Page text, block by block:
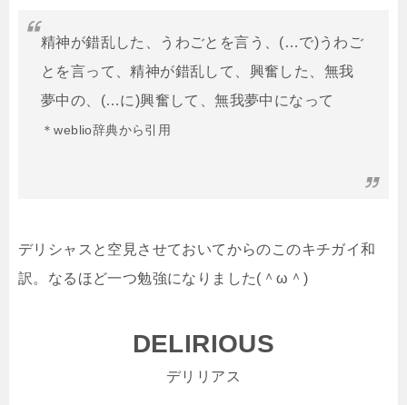
精神が錯乱した、うわごとを言う、(…で)うわご
とを言って、精神が錯乱して、興奮した、無我
夢中の、(…に)興奮して、無我夢中になって
＊weblio辞典から引用
デリシャスと空見させておいてからのこのキチガイ和
訳。なるほど一つ勉強になりました(＾ω＾)
DELIRIOUS
デリリアス